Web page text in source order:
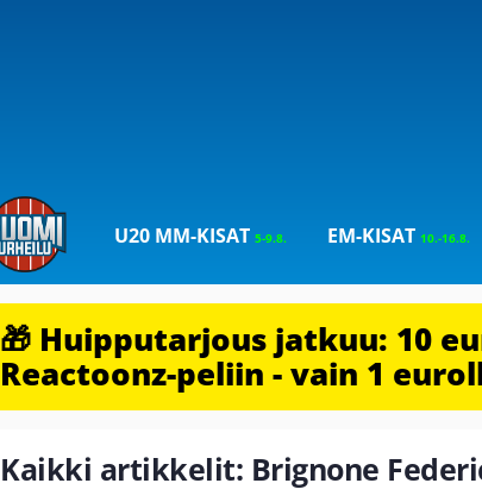
U20 MM-KISAT5-9.8. EM-KISAT 10.-16.8.
🎁 Huipputarjous jatkuu: 10
Reactoonz-peliin - vain 1
Kaikki artikkelit: Brignone